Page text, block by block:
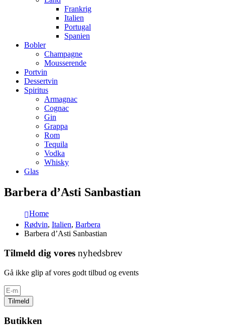
Frankrig
Italien
Portugal
Spanien
Bobler
Champagne
Mousserende
Portvin
Dessertvin
Spiritus
Armagnac
Cognac
Gin
Grappa
Rom
Tequila
Vodka
Whisky
Glas
Barbera d’Asti Sanbastian
Home
Rødvin, Italien, Barbera
Barbera d’Asti Sanbastian
Tilmeld dig vores nyhedsbrev
Gå ikke glip af vores godt tilbud og events
Tilmeld
Butikken